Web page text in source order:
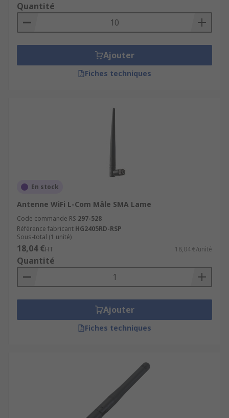
Quantité
Ajouter
Fiches techniques
En stock
Antenne WiFi L-Com Mâle SMA Lame
Code commande RS 297-528
Référence fabricant HG2405RD-RSP
Sous-total (1 unité)
18,04 €HT 18,04 €/unité
Quantité
Ajouter
Fiches techniques